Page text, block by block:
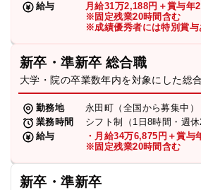
給与
月給31万2,188円＋賞与年
※固定残業20時間含む
※成績優秀者には特別賞与
新卒・準新卒 総合職
大学・院の卒業数年内を対象にした総
勤務地
永田町（全国から募集中）
業務時間
シフト制（1日8時間・週休
給与
・月給34万6,875円＋賞与
※固定残業20時間含む
新卒・準新卒